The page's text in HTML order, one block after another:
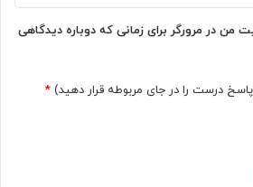
من در مرورگر برای زمانی که دوباره دیدگاهی
درست را در جای مربوطه قرار دهید) *